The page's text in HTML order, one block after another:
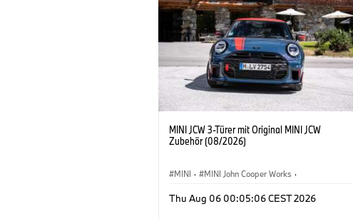
MINI JCW 3-Türer mit Original MINI JCW
Zubehör (08/2026)
MINI · MINI John Cooper Works ·
Sonderausstattungen, Zubehör
Thu Aug 06 00:05:06 CEST 2026